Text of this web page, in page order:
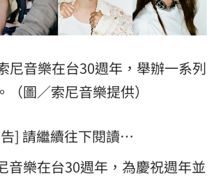
音樂在台30週年，舉辦一系列
（圖／索尼音樂提供）
] 請繼續往下閱讀…
音樂在台30週年， 為慶祝週年並